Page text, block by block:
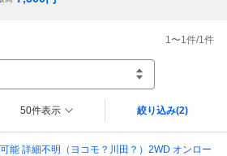
1 〜1 件/1 件
50件表示 絞り込み(2)
能 詳細不明（ヨコモ？川田？）2WD オンロー